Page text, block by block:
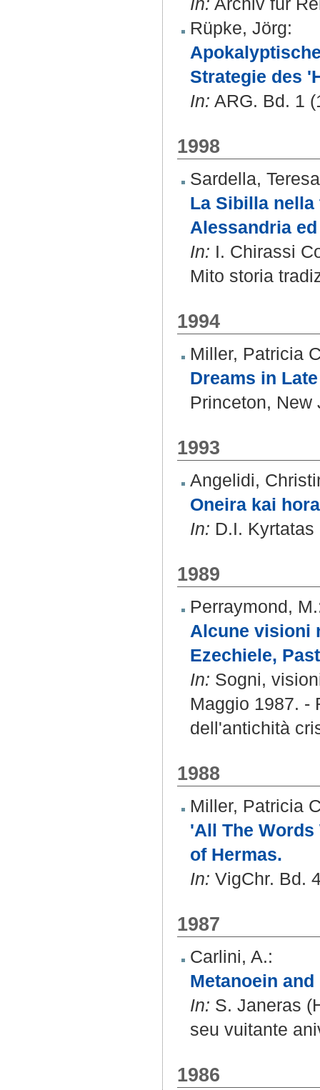
Rüpke, Jörg:
Strategie des
In: ARG. Bd. 1
1998
Sardella, Teresa
La Sibilla
Alessandria
In: I. Chirassi
Mito storia
1994
Miller, Patricia
Dreams in
Princeton, New
1993
Angelidi,
Oneira kai
In: D.I.
1989
Perraymond, M.
Alcune visioni
Ezechiele,
In: Sogni,
Maggio 1987. -
dell'antichità
1988
Miller, Patricia
'All The
of Hermas.
In: VigChr. Bd.
1987
Carlini, A.:
Metanoein
In: S. Janeras
seu vuitante
1986